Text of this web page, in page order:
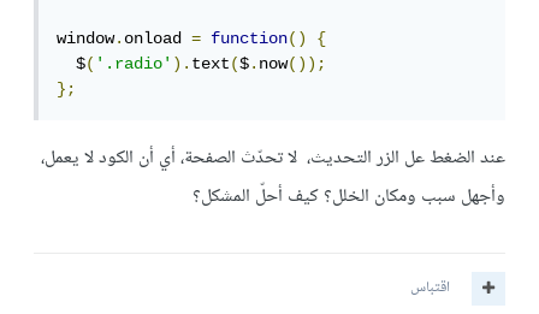
window.onload = function()
{
  $
('.radio').text($.now());
};
عند الضغط عل الزر التحديث، لا تحدّث الصفحة، أي أن الكود لا يعمل،
وأجهل سبب ومكان الخلل؟ كيف أحلّ المشكل؟
اقتباس